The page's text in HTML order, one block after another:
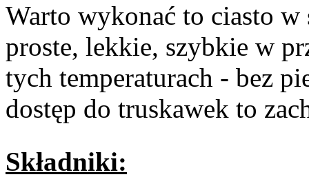
Warto wykonać to ciasto
proste, lekkie, szybkie w
tych temperaturach - bez
dostęp do truskawek to
Składniki: